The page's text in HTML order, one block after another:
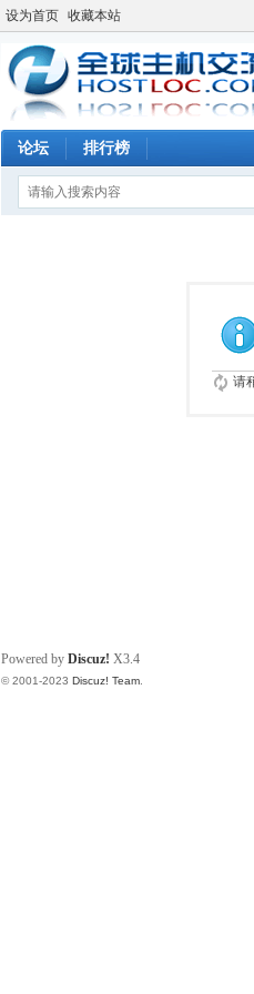
设为首页 收藏本站
论坛 排行榜
请
Powered by Discuz! X3.4
© 2001-2023 Discuz! Team